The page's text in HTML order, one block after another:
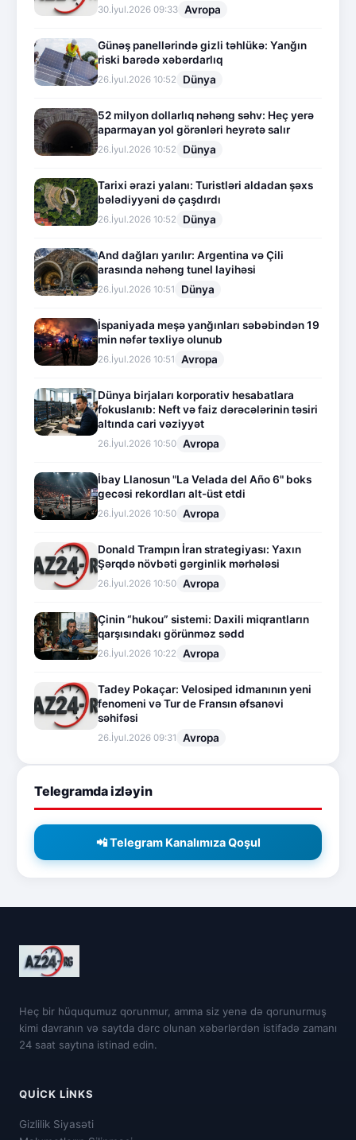
30.İyul.2026 09:33 Avropa
Günəş panellərində gizli təhlükə: Yanğın
riski barədə xəbərdarlıq
26.İyul.2026 10:52 Dünya
52 milyon dollarlıq nəhəng səhv: Heç yerə
aparmayan yol görənləri heyrətə salır
26.İyul.2026 10:52 Dünya
Tarixi ərazi yalanı: Turistləri aldadan şəxs
bələdiyyəni də çaşdırdı
26.İyul.2026 10:52 Dünya
And dağları yarılır: Argentina və Çili
arasında nəhəng tunel layihəsi
26.İyul.2026 10:51 Dünya
İspaniyada meşə yanğınları səbəbindən 19
min nəfər təxliyə olunub
26.İyul.2026 10:51 Avropa
Dünya birjaları korporativ hesabatlara
fokuslanıb: Neft və faiz dərəcələrinin təsiri
altında cari vəziyyət
26.İyul.2026 10:50 Avropa
İbay Llanosun "La Velada del Año 6" boks
gecəsi rekordları alt-üst etdi
26.İyul.2026 10:50 Avropa
Donald Trampın İran strategiyası: Yaxın
Şərqdə növbəti gərginlik mərhələsi
26.İyul.2026 10:50 Avropa
Çinin “hukou” sistemi: Daxili miqrantların
qarşısındakı görünməz sədd
26.İyul.2026 10:22 Avropa
Tadey Pokaçar: Velosiped idmanının yeni
fenomeni və Tur de Fransın əfsanəvi
səhifəsi
26.İyul.2026 09:31 Avropa
Telegramda izləyin
📲 Telegram Kanalımıza Qoşul
Heç bir hüququmuz qorunmur, amma siz yenə də qorunurmuş
kimi davranın və saytda dərc olunan xəbərlərdən istifadə zamanı
24 saat saytına istinad edin.
QUICK LINKS
Gizlilik Siyasəti